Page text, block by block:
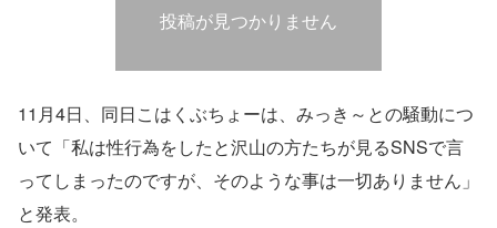
投稿が見つかりません
11月4日、同日こはくぶちょーは、みっき～との騒動につ
いて「私は性行為をしたと沢山の方たちが見るSNSで言
ってしまったのですが、そのような事は一切ありません」
と発表。